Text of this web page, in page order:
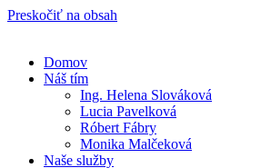
Preskočiť na obsah
Domov
Náš tím
Ing. Helena Slováková
Lucia Pavelková
Róbert Fábry
Monika Malčeková
Naše služby